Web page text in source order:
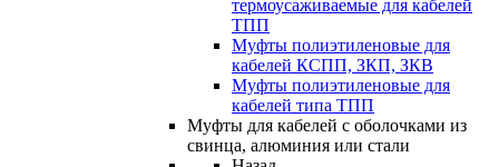
термоусаживаемые для кабелей
ТПП
Муфты полиэтиленовые для
кабелей КСПП, ЗКП, ЗКВ
Муфты полиэтиленовые для
кабелей типа ТПП
Муфты для кабелей с оболочками из
свинца, алюминия или стали